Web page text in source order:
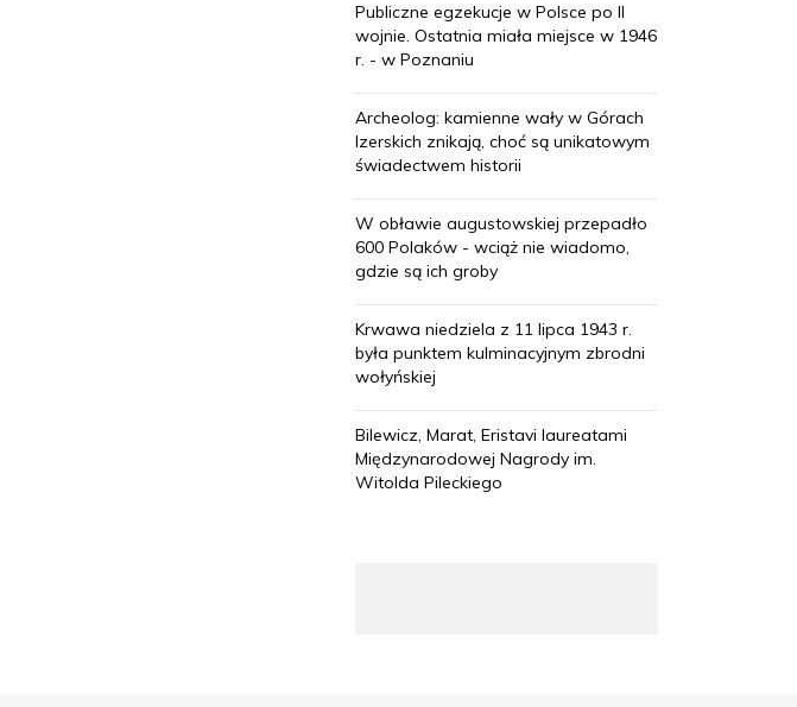
Publiczne egzekucje w Polsce po II
wojnie. Ostatnia miała miejsce w 1946
r. - w Poznaniu
Archeolog: kamienne wały w Górach
Izerskich znikają, choć są unikatowym
świadectwem historii
W obławie augustowskiej przepadło
600 Polaków - wciąż nie wiadomo,
gdzie są ich groby
Krwawa niedziela z 11 lipca 1943 r.
była punktem kulminacyjnym zbrodni
wołyńskiej
Bilewicz, Marat, Eristavi laureatami
Międzynarodowej Nagrody im.
Witolda Pileckiego